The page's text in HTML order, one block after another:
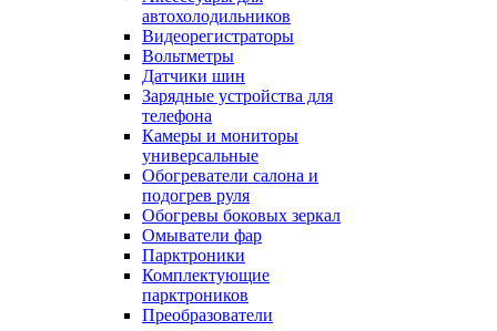
автохолодильников
Видеорегистраторы
Вольтметры
Датчики шин
Зарядные устройства для
телефона
Камеры и мониторы
универсальные
Обогреватели салона и
подогрев руля
Обогревы боковых зеркал
Омыватели фар
Парктроники
Комплектующие
парктроников
Преобразователи